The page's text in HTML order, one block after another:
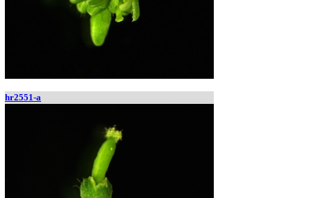
hr2551-a